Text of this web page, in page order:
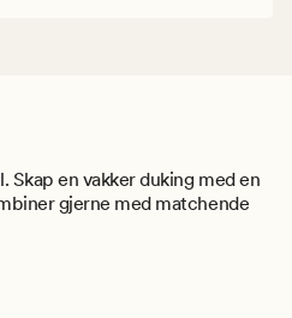
Skap en vakker duking med en
gjerne med matchende